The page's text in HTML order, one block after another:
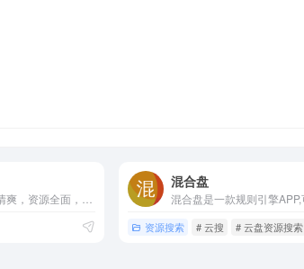
混合盘
资源搜索 # 云搜 # 云盘资源搜索